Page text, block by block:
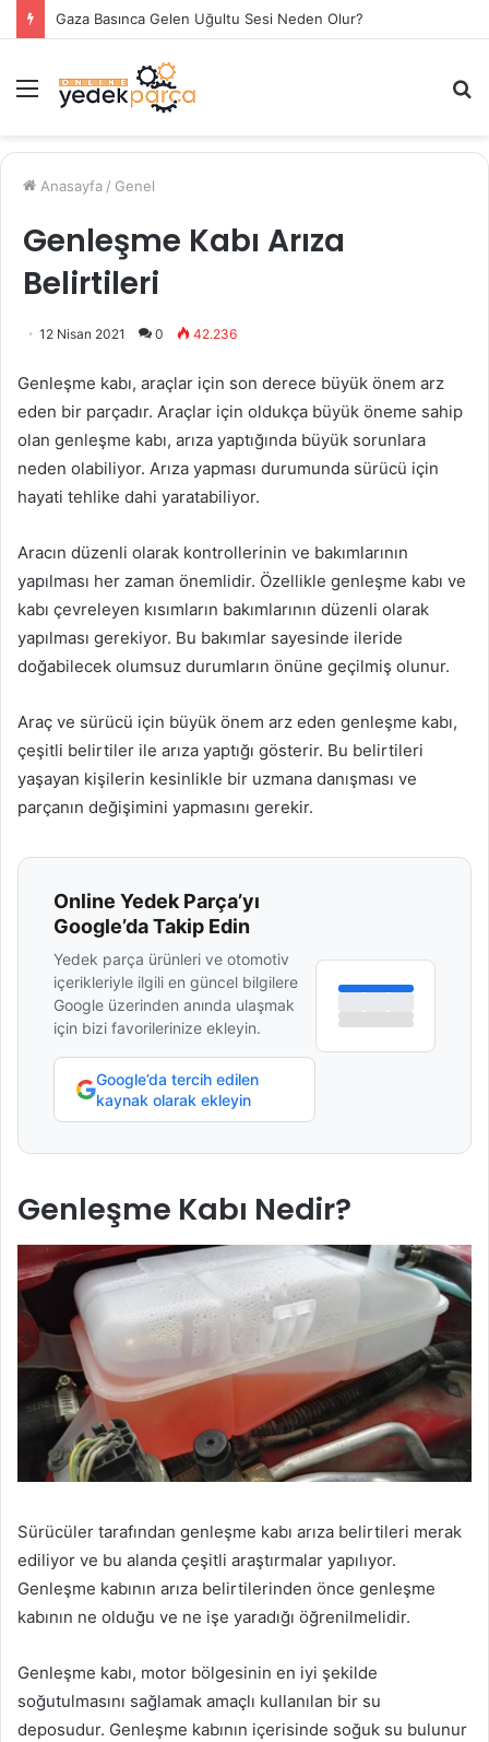
Gaza Basınca Gelen Uğultu Sesi Neden Olur?
Menü
...
Anasayfa / Genel
Genleşme Kabı Arıza
Belirtileri
12 Nisan 2021 0 42.236
Genleşme kabı, araçlar için son derece büyük önem arz
eden bir parçadır. Araçlar için oldukça büyük öneme sahip
olan genleşme kabı, arıza yaptığında büyük sorunlara
neden olabiliyor. Arıza yapması durumunda sürücü için
hayati tehlike dahi yaratabiliyor.
Aracın düzenli olarak kontrollerinin ve bakımlarının
yapılması her zaman önemlidir. Özellikle genleşme kabı ve
kabı çevreleyen kısımların bakımlarının düzenli olarak
yapılması gerekiyor. Bu bakımlar sayesinde ileride
doğabilecek olumsuz durumların önüne geçilmiş olunur.
Araç ve sürücü için büyük önem arz eden genleşme kabı,
çeşitli belirtiler ile arıza yaptığı gösterir. Bu belirtileri
yaşayan kişilerin kesinlikle bir uzmana danışması ve
parçanın değişimini yapmasını gerekir.
Online Yedek Parça’yı
Google’da Takip Edin
Yedek parça ürünleri ve otomotiv
içerikleriyle ilgili en güncel bilgilere
Google üzerinden anında ulaşmak
için bizi favorilerinize ekleyin.
Google’da tercih edilen
kaynak olarak ekleyin
Genleşme Kabı Nedir?
Sürücüler tarafından genleşme kabı arıza belirtileri merak
ediliyor ve bu alanda çeşitli araştırmalar yapılıyor.
Genleşme kabının arıza belirtilerinden önce genleşme
kabının ne olduğu ve ne işe yaradığı öğrenilmelidir.
Genleşme kabı, motor bölgesinin en iyi şekilde
soğutulmasını sağlamak amaçlı kullanılan bir su
deposudur. Genleşme kabının içerisinde soğuk su bulunur